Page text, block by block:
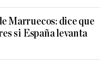
Marruecos: dice que
si España levanta